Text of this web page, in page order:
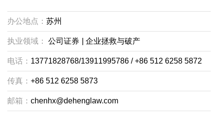
办公地点： 苏州
执业领域： 公司证券 企业拯救与破产
电话： 13771828768/13911995786 / +86 512 6258 5872
传真： +86 512 6258 5873
邮箱： chenhx@dehenglaw.com